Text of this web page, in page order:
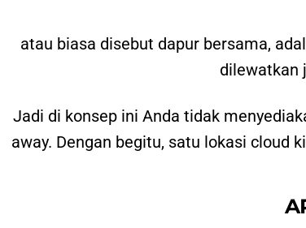
atau biasa disebut dapur bersama,
dilewatkan
Jadi di konsep ini Anda tidak
away. Dengan begitu, satu lokasi cloud